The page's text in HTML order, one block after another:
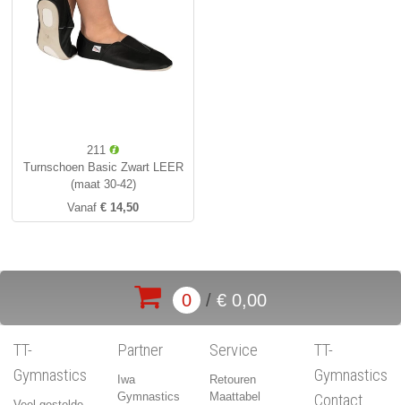
211
Turnschoen Basic Zwart LEER
(maat 30-42)
Vanaf € 14,50
0 / € 0,00
TT-
Gymnastics
Partner
Iwa
Gymnastics
Service
Retouren
Maattabel
TT-
Gymnastics
Contact